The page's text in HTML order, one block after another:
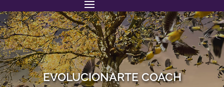
EVOLUCIONARTE COACH